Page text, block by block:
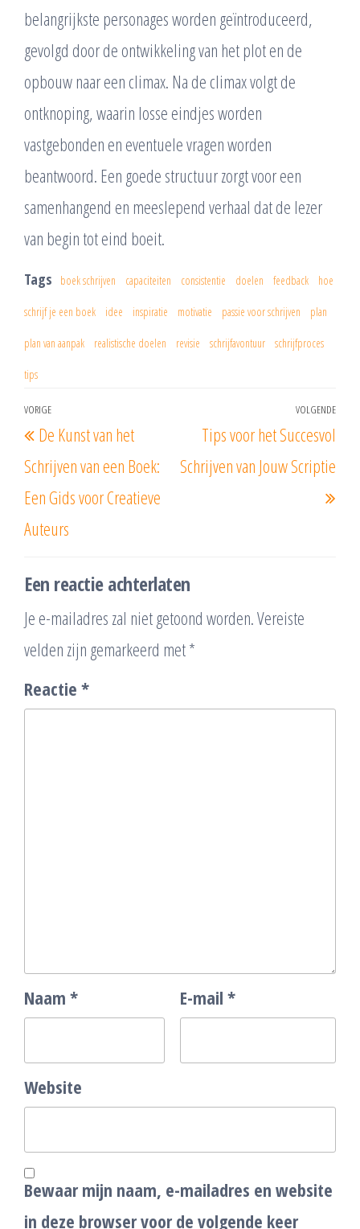
belangrijkste personages worden geïntroduceerd,
gevolgd door de ontwikkeling van het plot en de
opbouw naar een climax. Na de climax volgt de
ontknoping, waarin losse eindjes worden
vastgebonden en eventuele vragen worden
beantwoord. Een goede structuur zorgt voor een
samenhangend en meeslepend verhaal dat de lezer
van begin tot eind boeit.
Tags boek schrijven capaciteiten consistentie doelen feedback hoe
schrijf je een boek idee inspiratie motivatie passie voor schrijven plan
plan van aanpak realistische doelen revisie schrijfavontuur schrijfproces
tips
Berichtnavigatie
Vorig
bericht
VORIGE
De Kunst van het
Schrijven van een Boek:
Een Gids voor Creatieve
Auteurs
VOLGENDE
Tips voor het Succesvol
Schrijven van Jouw Scriptie
Een reactie achterlaten
Je e-mailadres zal niet getoond worden.Vereiste
velden zijn gemarkeerd met*
Reactie *
Naam * E-mail *
Website
Bewaar mijn naam, e-mailadres en website
in deze browser voor de volgende keer